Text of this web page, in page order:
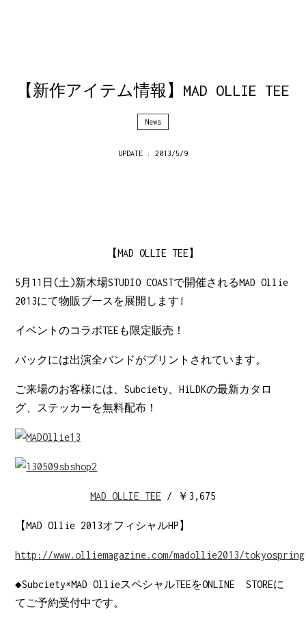
【新作アイテム情報】MAD OLLIE TEE
News
UPDATE : 2013/5/9
【MAD OLLIE TEE】
5月11日(土)新木場STUDIO COASTで開催されるMAD Ollie
2013にて物販ブースを展開します!
イベントのコラボTEEも限定販売！
バックには出演全バンドがプリントされています。
ご来場のお客様には、Subciety、HiLDKの最新カタロ
グ、ステッカーを無料配布！
MAD OLLIE TEE / ￥3,675
【MAD Ollie 2013オフィシャルHP】
http://www.olliemagazine.com/madollie2013/tokyospring
◆Subciety×MAD OllieスペシャルTEEをONLINE STOREに
てご予約受付中です。